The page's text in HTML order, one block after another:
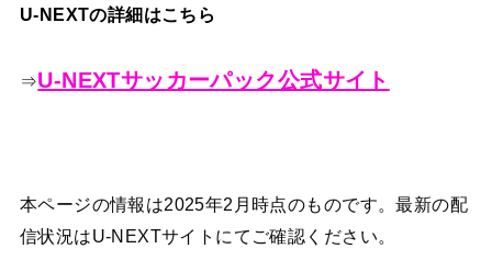
U-NEXTの詳細はこちら
⇒U-NEXTサッカーパック公式サイト
本ページの情報は2025年2月時点のものです。最新の配
信状況はU-NEXTサイトにてご確認ください。